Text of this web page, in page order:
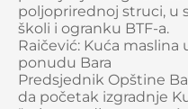
poljoprirednoj struci, u
školi i ogranku BTF-a.
Raičević: Kuća
ponudu Bara
Predsjednik Opštine
da početak izgradnje